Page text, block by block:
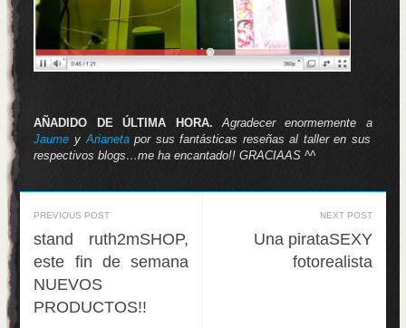
AÑADIDO DE ÚLTIMA HORA. Agradecer enormemente a
Jaume y Arianetapor sus fantásticas reseñas al taller en sus
respectivos blogs…me ha encantado!! GRACIAAS ^^
PREVIOUS POST
stand ruth2mSHOP,
este fin de semana
NUEVOS
PRODUCTOS!!
NEXT POST
Una pirataSEXY
fotorealista